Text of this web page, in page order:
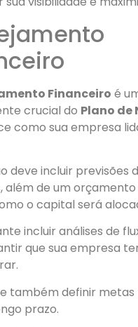
Financeiro é
crucial do Plano de
como sua empresa
deve incluir previsões
além de um
o capital será
incluir análises de
que sua empresa
também definir metas
prazo.